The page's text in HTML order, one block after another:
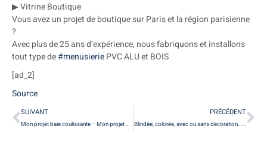
▶ Vitrine Boutique
Vous avez un projet de boutique sur Paris et la région parisienne
?
Avec plus de 25 ans d’expérience, nous fabriquons et installons
tout type de#menusieriePVC ALU et BOIS
[ad_2]
Source
SUIVANT
Mon projet baie coulissante – Mon projet Schuco
PRÉCÉDENT
Blindée, colorée, avec ou sans décoration… Mille et une portes vous attendent …